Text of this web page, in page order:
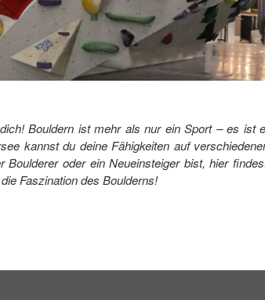
Bouldern ist mehr als nur ein Sport – es ist
kannst du deine Fähigkeiten auf
Boulderer oder ein Neueinsteiger bist, hier
Faszination des Boulderns!